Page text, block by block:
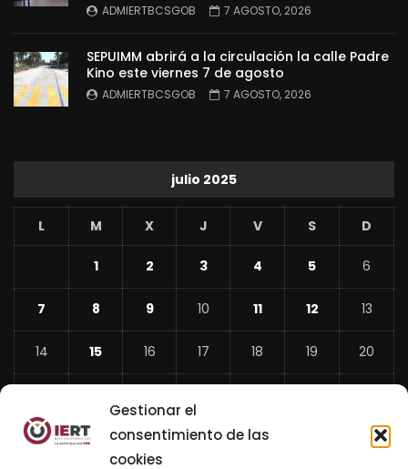
Gestionar el
consentimiento de las
cookies
ADMIERTBCSGOB 7 AGOSTO, 2026
SEPUIMM abrirá a la circulación la calle Padre
Kino este viernes 7 de agosto
ADMIERTBCSGOB 7 AGOSTO, 2026
julio 2025
L M X J V S D
1 2 3 4 5 6
7 8 9 10 11 12 13
14 15 16 17 18 19 20
28 29 30
31